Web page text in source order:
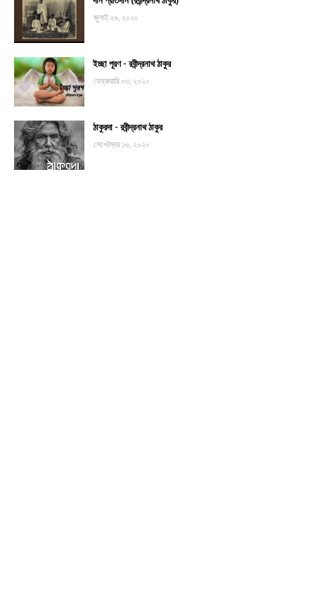
জুলাই ২৬, ২০২০
ইচ্ছা পূরণ - রবীন্দ্রনাথ ঠাকুর
ফেব্রুয়ারি ০৩, ২০২০
ঠাকুরদা - রবীন্দ্রনাথ ঠাকুর
সেপ্টেম্বর ১৬, ২০২০